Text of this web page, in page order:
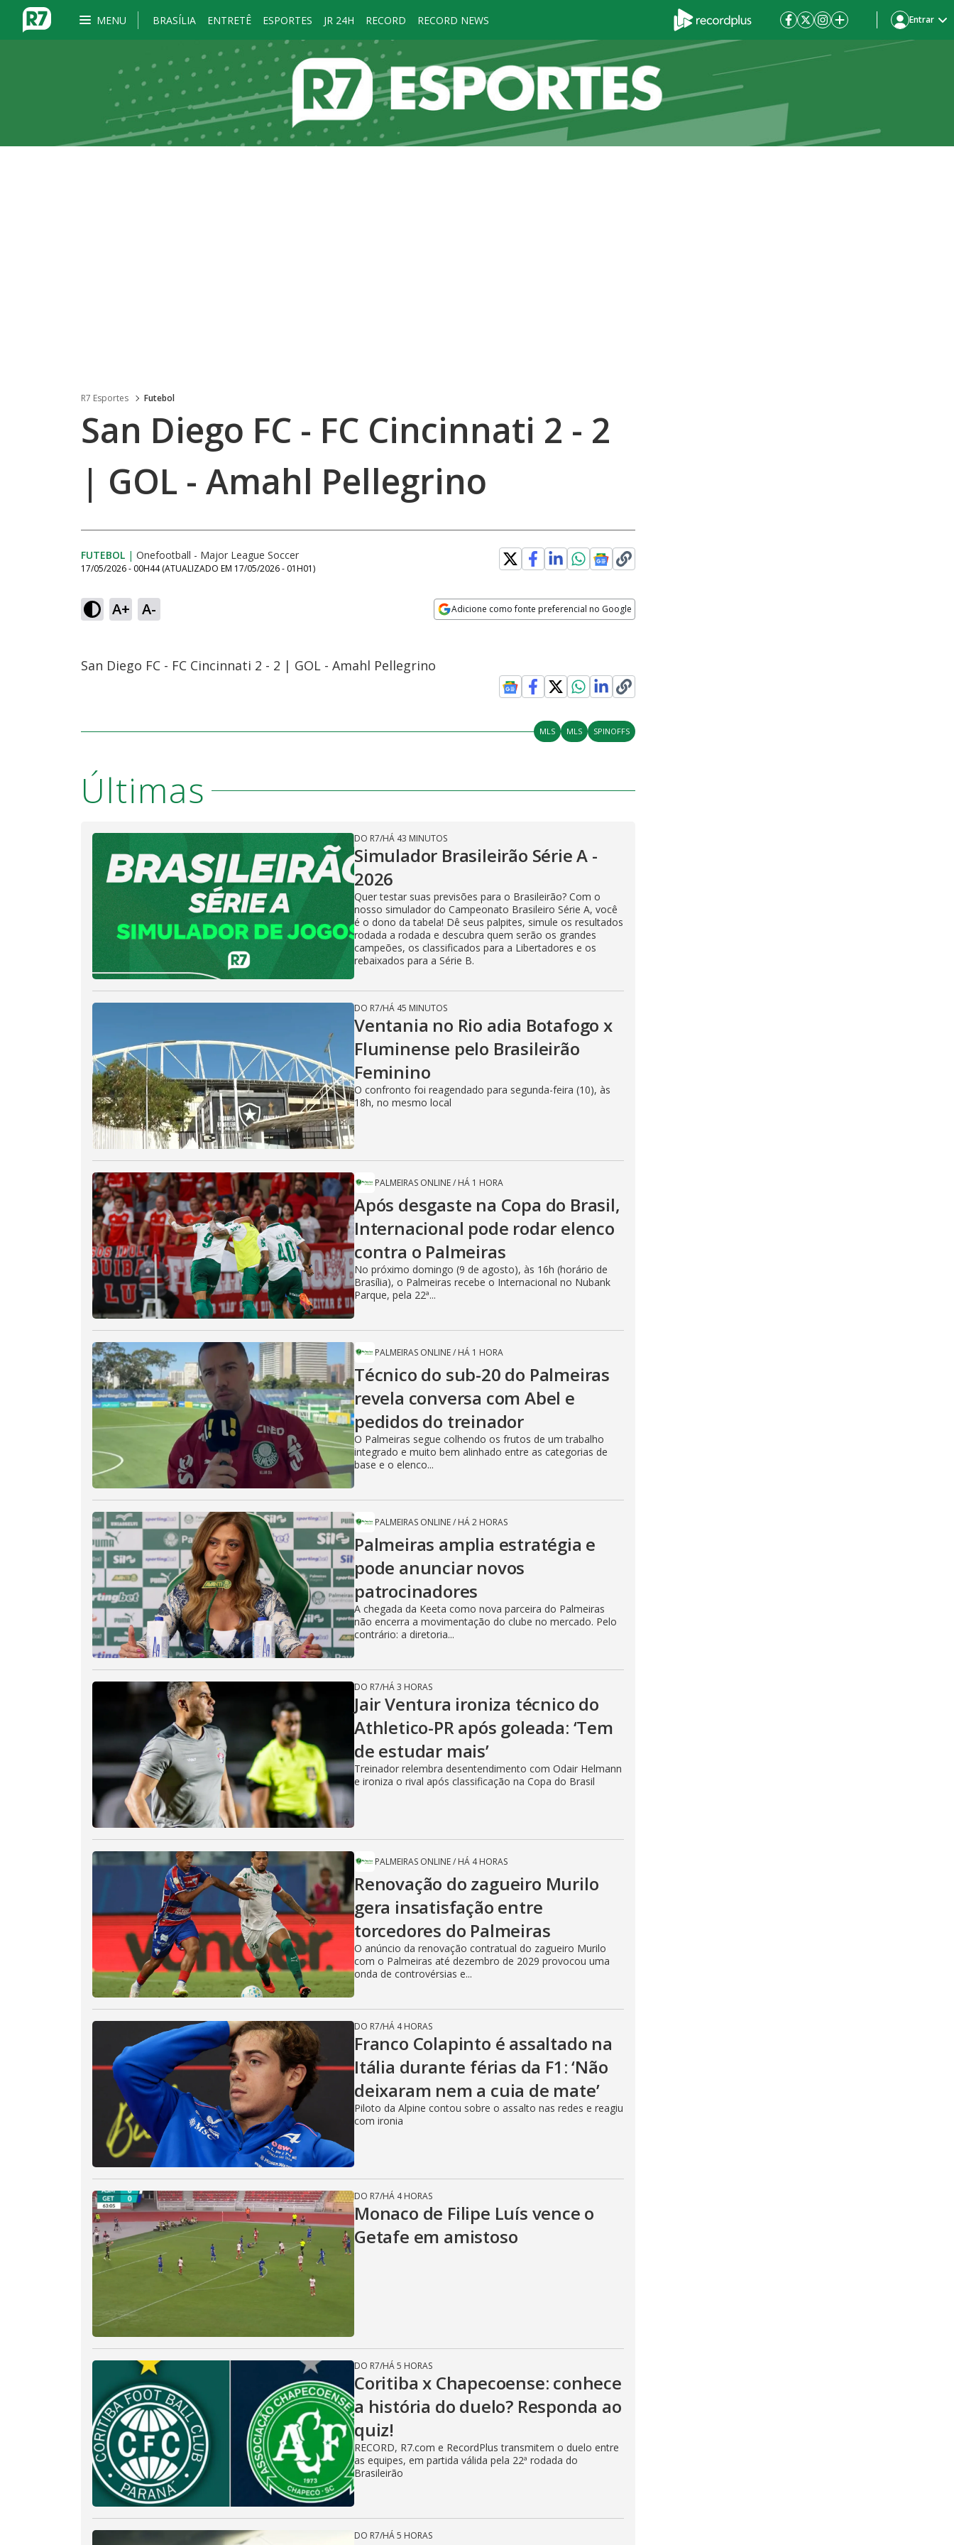
MENU BRASÍLIA ENTRETÊ ESPORTES JR 24H RECORD RECORD NEWS Entrar
R7 Esportes Futebol
San Diego FC - FC Cincinnati 2 - 2
| GOL - Amahl Pellegrino
FUTEBOL | Onefootball - Major League Soccer
17/05/2026 - 00H44 (ATUALIZADO EM 17/05/2026 - 01H01)
A+ A- Adicione como fonte preferencial no Google
San Diego FC - FC Cincinnati 2 - 2 | GOL - Amahl Pellegrino
MLS MLS SPINOFFS
Últimas
DO R7/HÁ 43 MINUTOS
Simulador Brasileirão Série A -
2026
Quer testar suas previsões para o Brasileirão? Com o
nosso simulador do Campeonato Brasileiro Série A, você
é o dono da tabela! Dê seus palpites, simule os resultados
rodada a rodada e descubra quem serão os grandes
campeões, os classificados para a Libertadores e os
rebaixados para a Série B.
DO R7/HÁ 45 MINUTOS
Ventania no Rio adia Botafogo x
Fluminense pelo Brasileirão
Feminino
O confronto foi reagendado para segunda-feira (10), às
18h, no mesmo local
PALMEIRAS ONLINE/ HÁ 1 HORA
Após desgaste na Copa do Brasil,
Internacional pode rodar elenco
contra o Palmeiras
No próximo domingo (9 de agosto), às 16h (horário de
Brasília), o Palmeiras recebe o Internacional no Nubank
Parque, pela 22ª...
PALMEIRAS ONLINE/ HÁ 1 HORA
Técnico do sub-20 do Palmeiras
revela conversa com Abel e
pedidos do treinador
O Palmeiras segue colhendo os frutos de um trabalho
integrado e muito bem alinhado entre as categorias de
base e o elenco...
PALMEIRAS ONLINE/ HÁ 2 HORAS
Palmeiras amplia estratégia e
pode anunciar novos
patrocinadores
A chegada da Keeta como nova parceira do Palmeiras
não encerra a movimentação do clube no mercado. Pelo
contrário: a diretoria...
DO R7/HÁ 3 HORAS
Jair Ventura ironiza técnico do
Athletico-PR após goleada: ‘Tem
de estudar mais’
Treinador relembra desentendimento com Odair Helmann
e ironiza o rival após classificação na Copa do Brasil
PALMEIRAS ONLINE/ HÁ 4 HORAS
Renovação do zagueiro Murilo
gera insatisfação entre
torcedores do Palmeiras
O anúncio da renovação contratual do zagueiro Murilo
com o Palmeiras até dezembro de 2029 provocou uma
onda de controvérsias e...
DO R7/HÁ 4 HORAS
Franco Colapinto é assaltado na
Itália durante férias da F1: ‘Não
deixaram nem a cuia de mate’
Piloto da Alpine contou sobre o assalto nas redes e reagiu
com ironia
DO R7/HÁ 4 HORAS
Monaco de Filipe Luís vence o
Getafe em amistoso
DO R7/HÁ 5 HORAS
Coritiba x Chapecoense: conhece
a história do duelo? Responda ao
quiz!
RECORD, R7.com e RecordPlus transmitem o duelo entre
as equipes, em partida válida pela 22ª rodada do
Brasileirão
DO R7/HÁ 5 HORAS